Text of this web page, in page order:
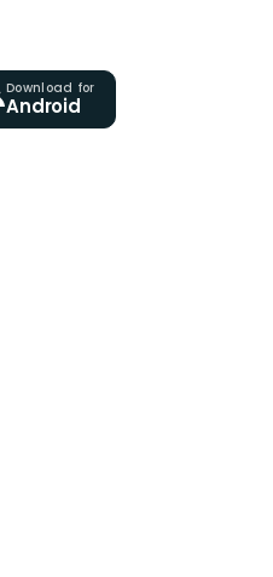
Download for
Android